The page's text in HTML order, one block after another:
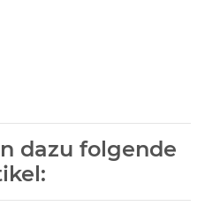
dazu folgende